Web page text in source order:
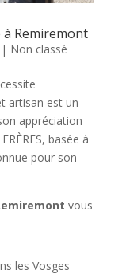
Remiremont
| Non classé
artisan est un
appréciation
basée à
pour son
vous
les Vosges